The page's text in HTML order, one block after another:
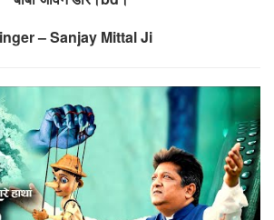
– Sanjay Mittal Ji